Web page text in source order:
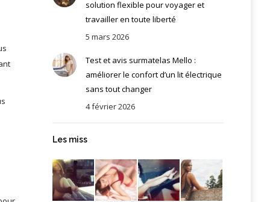
solution flexible pour voyager et
travailler en toute liberté
5 mars 2026
Test et avis surmatelas Mello :
améliorer le confort d’un lit électrique
sans tout changer
4 février 2026
Les miss